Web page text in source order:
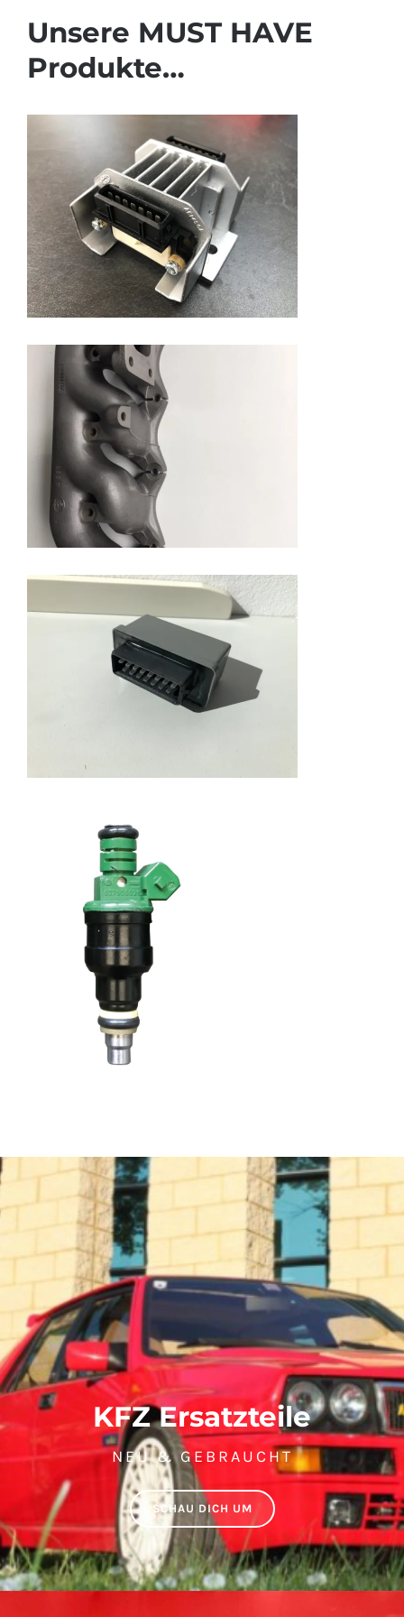
Unsere MUST HAVE
Produkte…
KFZ Ersatzteile
NEU & GEBRAUCHT
SCHAU DICH UM